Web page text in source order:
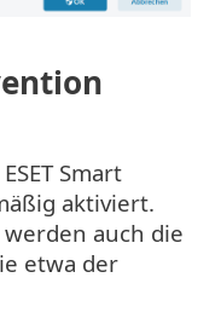
Smart
aktiviert.
auch die
etwa der